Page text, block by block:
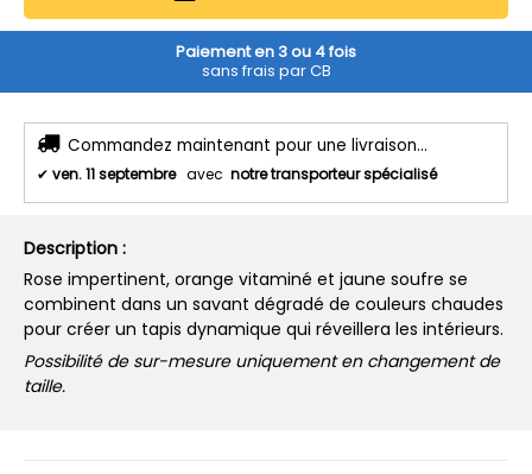
Paiement en 3 ou 4 fois
sans frais par CB
Commandez maintenant pour une livraison...
✔ ven. 11 septembre avec notre transporteur spécialisé
Description :
Rose impertinent, orange vitaminé et jaune soufre se
combinent dans un savant dégradé de couleurs chaudes
pour créer un tapis dynamique qui réveillera les intérieurs.
Possibilité de sur-mesure uniquement en changement de
taille.